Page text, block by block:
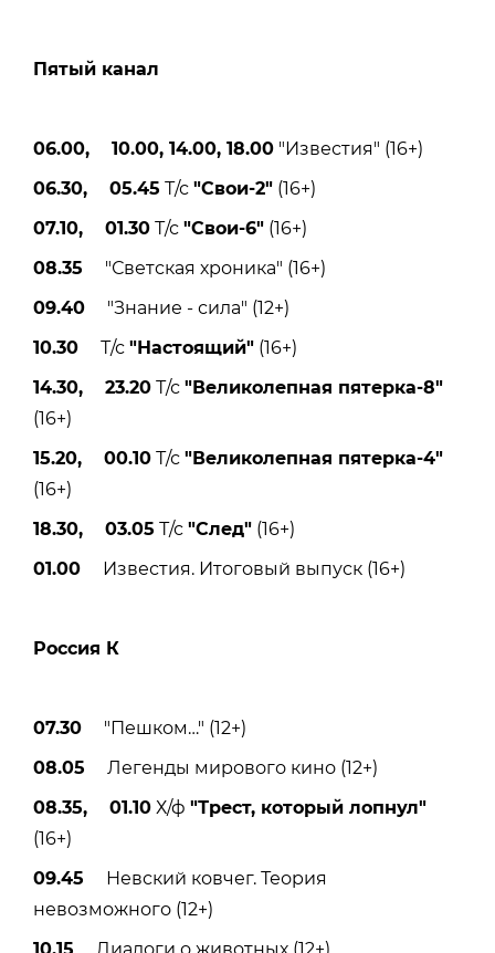
Пятый канал
06.00, 10.00, 14.00, 18.00 "Известия" (16+)
06.30, 05.45 Т/с "Свои-2" (16+)
07.10, 01.30 Т/с "Свои-6" (16+)
08.35 "Светская хроника" (16+)
09.40 "Знание - сила" (12+)
10.30 Т/с "Настоящий" (16+)
14.30, 23.20 Т/с "Великолепная пятерка-8"
(16+)
15.20, 00.10 Т/с "Великолепная пятерка-4"
(16+)
18.30, 03.05 Т/с "След" (16+)
01.00 Известия. Итоговый выпуск (16+)
Россия К
07.30 "Пешком…" (12+)
08.05 Легенды мирового кино (12+)
08.35, 01.10 Х/ф "Трест, который лопнул"
(16+)
09.45 Невский ковчег. Теория
невозможного (12+)
10.15 Диалоги о животных (12+)